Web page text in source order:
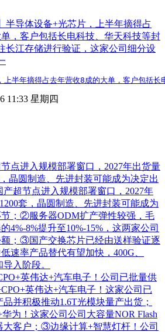
半导体设备+光芯片，上半年摘得占
，客户包括长电科技、华天科技等封
长江存储进行验证，这家公司细分设
上半年摘得占去年营收8成的大单，客户包括
11:33 星期四
点进入规模部署窗口，2027年出货量
晶圆制造、先进封装可能成为决定出
超节点进入规模部署窗口，2027年
套，晶圆制造、先进封装可能成为
；②服务器ODM扩产弹性较强，毛
4%-8%提升至10%-15%，这两家公司
；③国产交换芯片已经由送样验证逐
速率产品替代有望加快，400G、
入阶段。
英伟达+汽车电子！公司已批量供
英伟达+汽车电子！这家公司已
并积极推动1.6T光模块量产出货；
为！这家公司公司大容量NOR Flash
大客户；③边缘计算+智慧灯杆！公司